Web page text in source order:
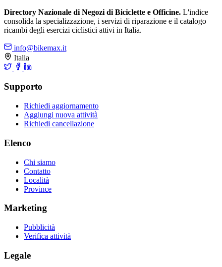
Directory Nazionale di Negozi di Biciclette e Officine. L'indice
consolida la specializzazione, i servizi di riparazione e il catalogo
ricambi degli esercizi ciclistici attivi in Italia.
info@bikemax.it
Italia
Supporto
Richiedi aggiornamento
Aggiungi nuova attività
Richiedi cancellazione
Elenco
Chi siamo
Contatto
Località
Province
Marketing
Pubblicità
Verifica attività
Legale